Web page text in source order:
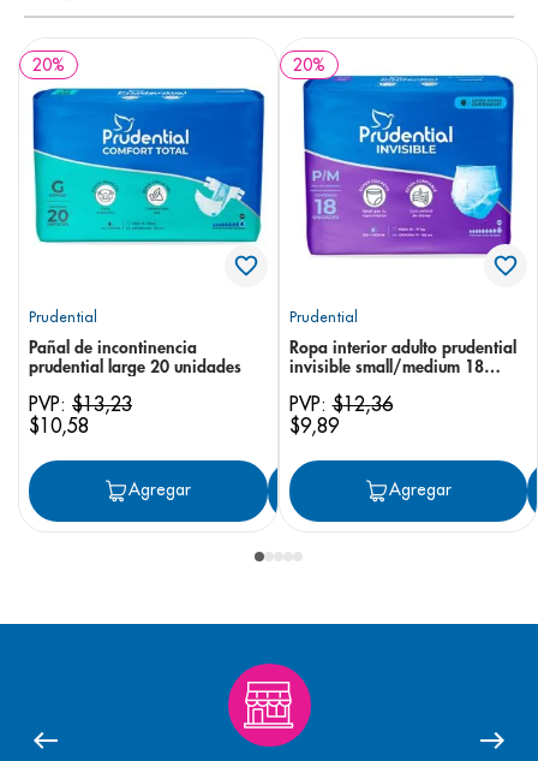
20%
Prudential
Pañal de incontinencia
prudential large 20 unidades
PVP: $13,23
$10,58
Agregar Agregar
20%
Prudential
Ropa interior adulto prudential
invisible small/medium 18
PVP:$12,36
$9,89
Agregar